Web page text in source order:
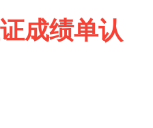
成绩单认